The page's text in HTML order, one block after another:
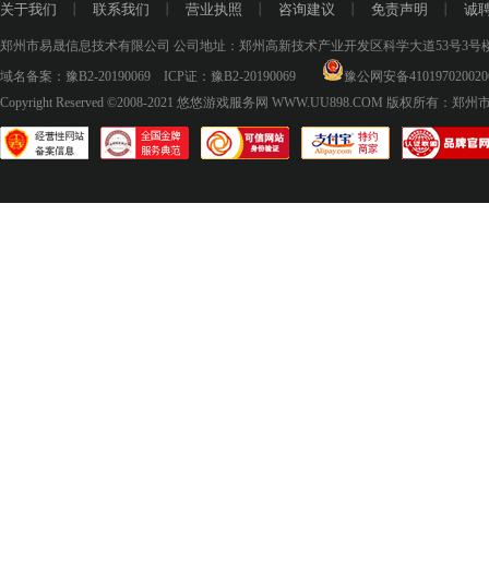
关于我们 联系我们 营业执照 咨询建议 免责声明 诚
郑州市易晟信息技术有限公司 公司地址：郑州高新技术产业开发区科学大道53号3号
域名备案： 豫B2-20190069 ICP证： 豫B2-20190069
豫公网安备
Copyright Reserved ©2008-2021 悠悠游戏服务网 WWW.UU898.COM 版权所有：郑州